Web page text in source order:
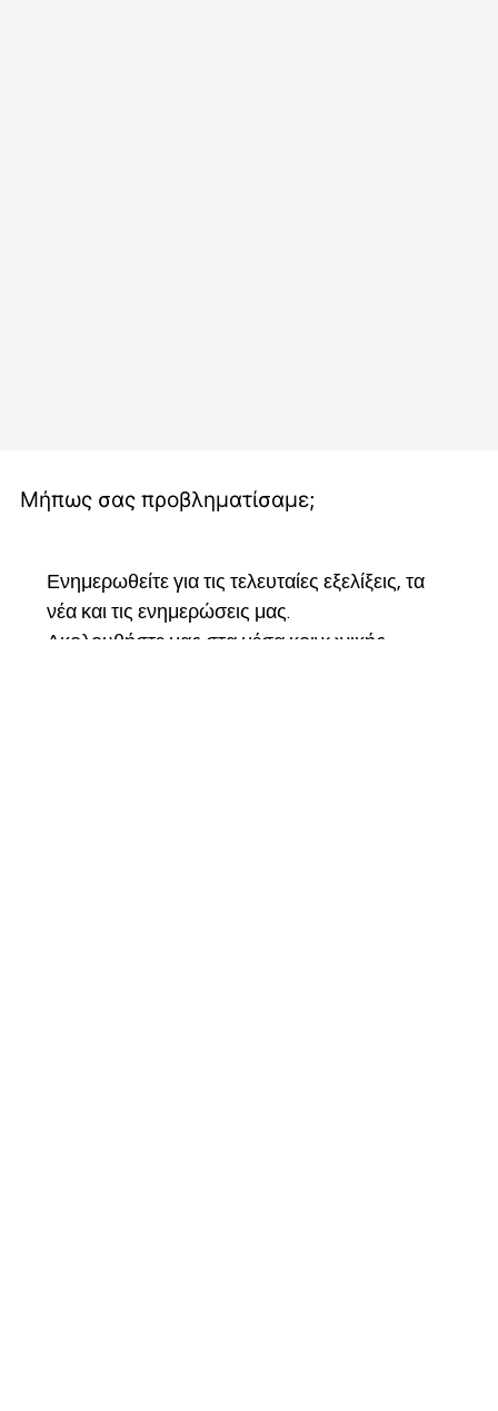
Μήπως σας προβληματίσαμε;
Ενημερωθείτε για τις τελευταίες εξελίξεις, τα
νέα και τις ενημερώσεις μας.
Ακολουθήστε μας στα μέσα κοινωνικής